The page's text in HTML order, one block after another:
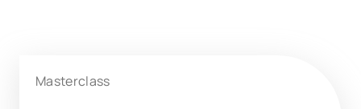
Masterclass